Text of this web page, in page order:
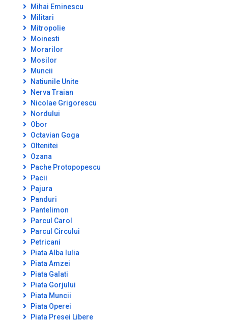
Mihai Eminescu
Militari
Mitropolie
Moinesti
Morarilor
Mosilor
Muncii
Natiunile Unite
Nerva Traian
Nicolae Grigorescu
Nordului
Obor
Octavian Goga
Oltenitei
Ozana
Pache Protopopescu
Pacii
Pajura
Panduri
Pantelimon
Parcul Carol
Parcul Circului
Petricani
Piata Alba Iulia
Piata Amzei
Piata Galati
Piata Gorjului
Piata Muncii
Piata Operei
Piata Presei Libere